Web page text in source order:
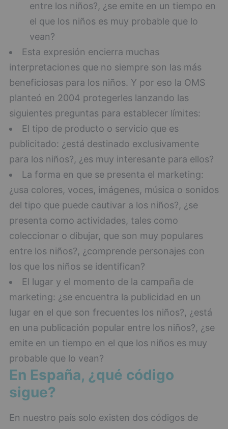
entre los niños?, ¿se emite en un tiempo en
el que los niños es muy probable que lo
vean?
Esta expresión encierra muchas
interpretaciones que no siempre son las más
beneficiosas para los niños. Y por eso la OMS
planteó en 2004 protegerles lanzando las
siguientes preguntas para establecer límites:
El tipo de producto o servicio que es
publicitado: ¿está destinado exclusivamente
para los niños?, ¿es muy interesante para ellos?
La forma en que se presenta el marketing:
¿usa colores, voces, imágenes, música o sonidos
del tipo que puede cautivar a los niños?, ¿se
presenta como actividades, tales como
coleccionar o dibujar, que son muy populares
entre los niños?, ¿comprende personajes con
los que los niños se identifican?
El lugar y el momento de la campaña de
marketing: ¿se encuentra la publicidad en un
lugar en el que son frecuentes los niños?, ¿está
en una publicación popular entre los niños?, ¿se
emite en un tiempo en el que los niños es muy
probable que lo vean?
En España, ¿qué código
sigue?
En nuestro país solo existen dos códigos de